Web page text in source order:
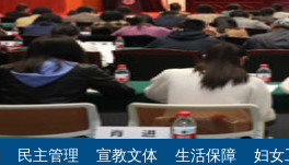
民主管理 宣教文体 生活保障 妇女